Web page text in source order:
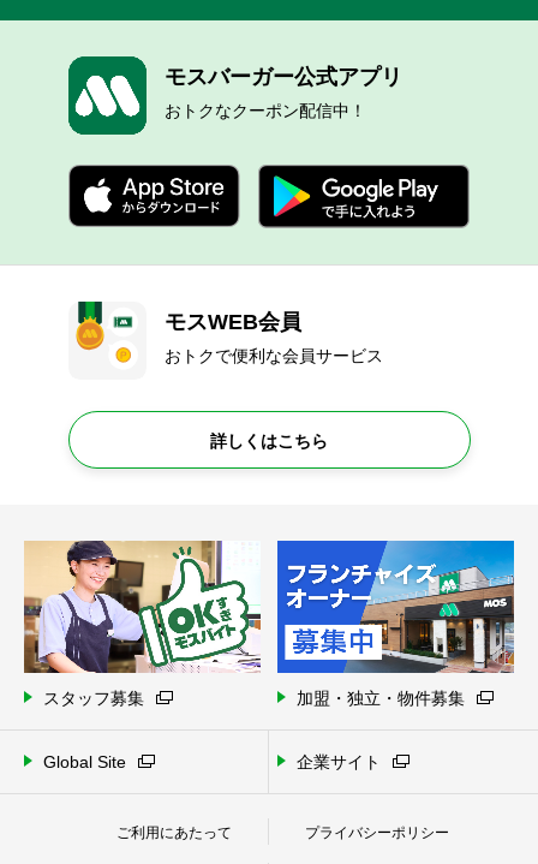
モスバーガー公式アプリ
おトクなクーポン配信中！
モスWEB会員
おトクで便利な会員サービス
詳しくはこちら
スタッフ募集 加盟・独立・物件募集
Global Site 企業サイト
ご利用にあたって プライバシーポリシー